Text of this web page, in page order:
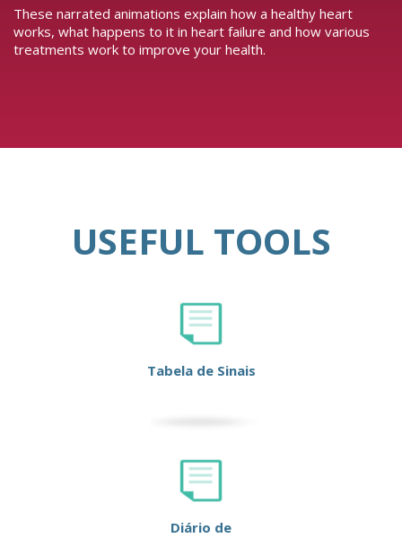
These narrated animations explain how a healthy heart
works, what happens to it in heart failure and how various
treatments work to improve your health.
USEFUL TOOLS
Tabela de Sinais
Diário de